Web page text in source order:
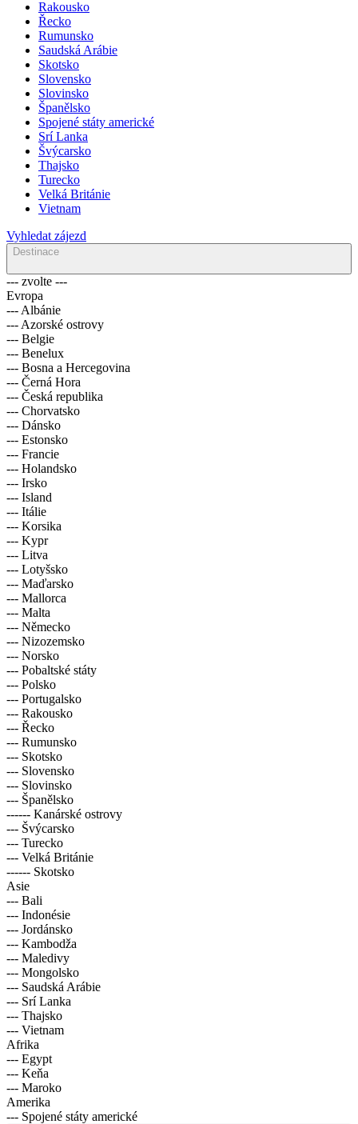
Rakousko
Řecko
Rumunsko
Saudská Arábie
Skotsko
Slovensko
Slovinsko
Španělsko
Spojené státy americké
Srí Lanka
Švýcarsko
Thajsko
Turecko
Velká Británie
Vietnam
Vyhledat zájezd
Destinace
--- zvolte ---
Evropa
--- Albánie
--- Azorské ostrovy
--- Belgie
--- Benelux
--- Bosna a Hercegovina
--- Černá Hora
--- Česká republika
--- Chorvatsko
--- Dánsko
--- Estonsko
--- Francie
--- Holandsko
--- Irsko
--- Island
--- Itálie
--- Korsika
--- Kypr
--- Litva
--- Lotyšsko
--- Maďarsko
--- Mallorca
--- Malta
--- Německo
--- Nizozemsko
--- Norsko
--- Pobaltské státy
--- Polsko
--- Portugalsko
--- Rakousko
--- Řecko
--- Rumunsko
--- Skotsko
--- Slovensko
--- Slovinsko
--- Španělsko
------ Kanárské ostrovy
--- Švýcarsko
--- Turecko
--- Velká Británie
------ Skotsko
Asie
--- Bali
--- Indonésie
--- Jordánsko
--- Kambodža
--- Maledivy
--- Mongolsko
--- Saudská Arábie
--- Srí Lanka
--- Thajsko
--- Vietnam
Afrika
--- Egypt
--- Keňa
--- Maroko
Amerika
--- Spojené státy americké